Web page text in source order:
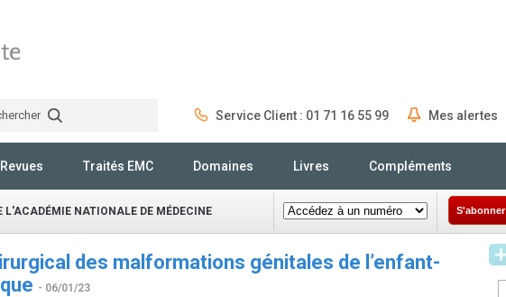
Service Client : 01 71 16 55 99 Mes alertes
Revues Traités EMC Domaines Livres Compléments
L'ACADÉMIE NATIONALE DE MÉDECINE S'abonner
des malformations génitales de l’enfant-
- 06/01/23